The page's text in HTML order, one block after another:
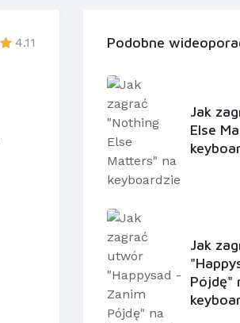
4.11 Podobne
Jak
Else
Jak
Pójdę"